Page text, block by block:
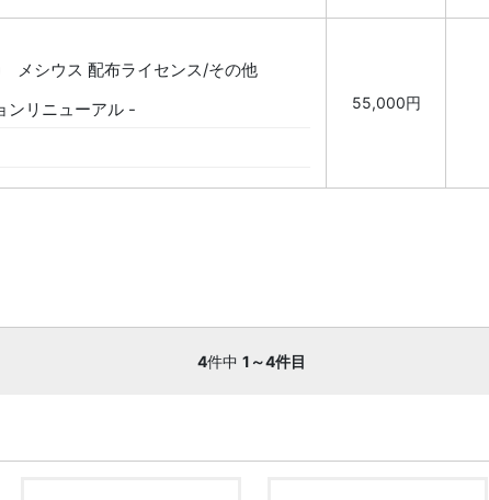
メシウス 配布ライセンス/その他
ンリニューアル -
55,000円
4件中 1～4件目